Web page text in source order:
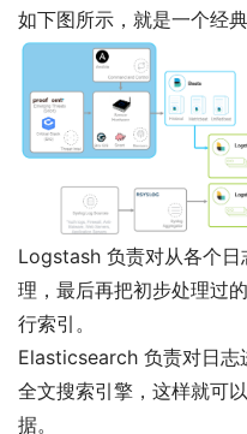
如下图所示，就是一个经
Logstash 负责对从各个
理，最后再把初步处理过
行索引。
Elasticsearch 负责对日志
全文搜索引擎，这样就可
据。